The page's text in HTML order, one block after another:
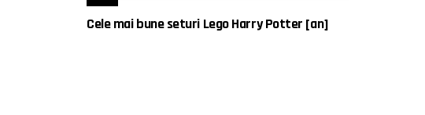
Cele mai bune seturi Lego Harry Potter [an]